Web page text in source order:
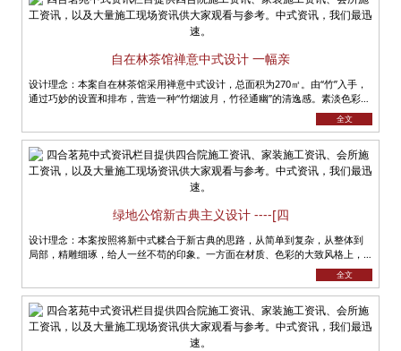
自在林茶馆禅意中式设计 一幅亲
设计理念：本案自在林茶馆采用禅意中式设计，总面积为270㎡。由“竹”入手，
通过巧妙的设置和排布，营造一种“竹烟波月，竹径通幽”的清逸感。素淡色彩渲
全文
绿地公馆新古典主义设计 ----[四
设计理念：本案按照将新中式糅合于新古典的思路，从简单到复杂，从整体到
局部，精雕细琢，给人一丝不苟的印象。一方面在材质、色彩的大致风格上，
全文